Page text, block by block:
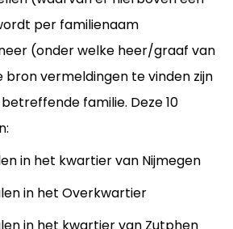
per familienaam
(onder welke heer/graaf van
bron vermeldingen te vinden zijn
familie. Deze 10
in het kwartier van Nijmegen
in het Overkwartier